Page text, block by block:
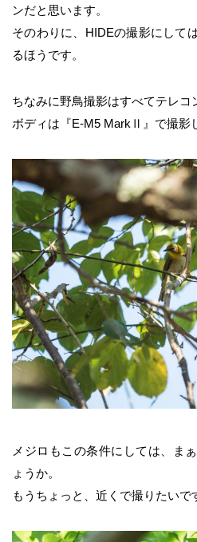
ンだと思います。
そのわりに、HIDEの撮影にして
るほうです。
ちなみに野鳥撮影はすべてテレコ
ボディは『E-M5 MarkⅡ』で撮影
メジロもこの条件にしては、ま
ょうか。
もうちょっと、近くで撮りたいで